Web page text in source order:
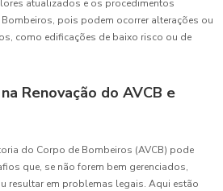
atualizados e os procedimentos
pois podem ocorrer alterações ou
como edificações de baixo risco ou de
Renovação do AVCB e
do Corpo de Bombeiros (AVCB) pode
que, se não forem bem gerenciados,
resultar em problemas legais. Aqui estão